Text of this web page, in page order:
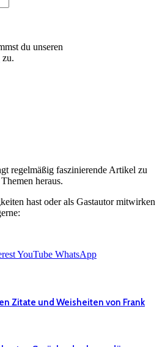
du unseren
zu.
regelmäßig faszinierende Artikel zu
heraus.
hast oder als Gastautor mitwirken
YouTube WhatsApp
Zitate und Weisheiten von Frank